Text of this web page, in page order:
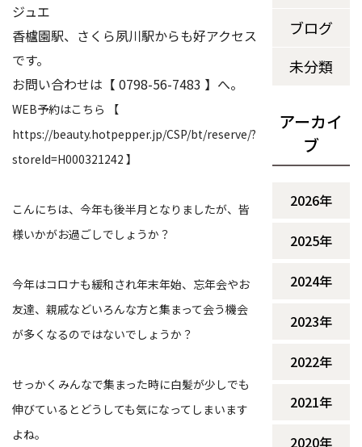
ジュエ
香櫨園駅、さくら夙川駅からも好アクセス
です。
お問い合わせは【 0798-56-7483 】へ。
WEB予約はこちら 【
https://beauty.hotpepper.jp/CSP/bt/reserve/?
storeId=H000321242 】
こんにちは、今年も後半月となりましたが、皆
様いかがお過ごしでしょうか？
今年はコロナも緩和され年末年始、忘年会やお
友達、親戚などいろんな方と集まって会う機会
が多くなるのではないでしょうか？
せっかくみんなで集まった時に白髪が少しでも
伸びているとどうしても気になってしまいます
よね。
ブログ
未分類
アーカイ
ブ
2026年
2025年
2024年
2023年
2022年
2021年
2020年